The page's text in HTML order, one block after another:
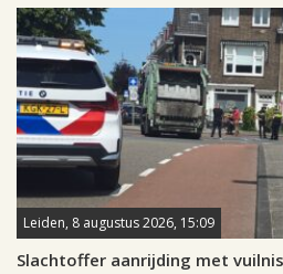
Leiden, 8 augustus 2026, 15:09
Slachtoffer aanrijding met